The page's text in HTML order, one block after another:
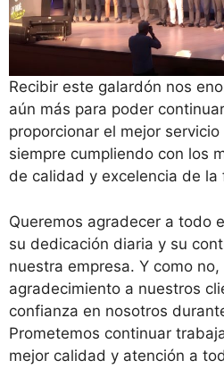
Recibir este galardón nos
aún más para poder
proporcionar el mejor
siempre cumpliendo con los
de calidad y excelencia de la
Queremos agradecer a todo
su dedicación diaria y su
nuestra empresa. Y como
agradecimiento a nuestros
confianza en nosotros
Prometemos continuar
mejor calidad y atención a